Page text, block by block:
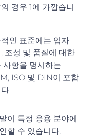
경우 1에 가깝습니
적인 표준에는 입자
조성 및 품질에 대한
사항을 명시하는
ISO 및 DIN이 포함
.
이 특정 응용 분야에
할 수 있습니다.